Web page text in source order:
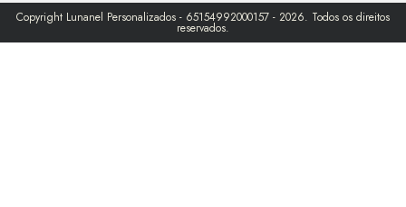
Copyright Lunanel Personalizados - 65154992000157 - 2026. Todos os direitos
reservados.